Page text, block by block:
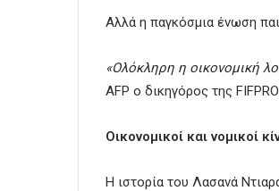
Αλλά η παγκόσμια ένωση
«Ολόκληρη η οικονομική
AFP ο δικηγόρος της
Οικονομικοί και νομικοί
Η ιστορία του Λασανά